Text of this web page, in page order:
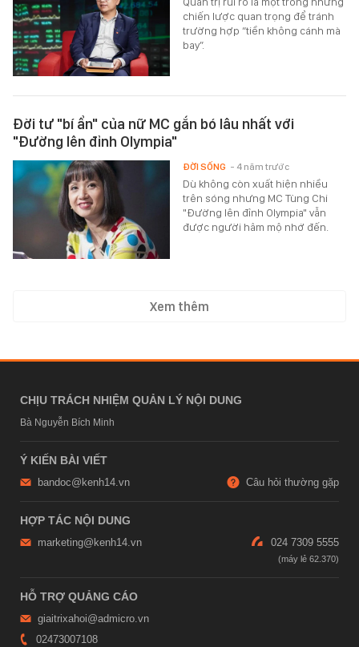
chiến lược quan trọng để tránh
trường hợp “tiền không cánh mà
bay”.
Đời tư "bí ẩn" của nữ MC gắn bó lâu nhất với
"Đường lên đỉnh Olympia"
Dù không còn xuất hiện nhiều
trên sóng nhưng MC Tùng Chi
"Đường lên đỉnh Olympia" vẫn
được người hâm mộ nhớ đến.
ĐỜI SỐNG - 4 năm trước
Xem thêm
CHỊU TRÁCH NHIỆM QUẢN LÝ NỘI DUNG
Bà Nguyễn Bích Minh
Ý KIẾN BÀI VIẾT
bandoc@kenh14.vn Câu hỏi thường gặp
HỢP TÁC NỘI DUNG
marketing@kenh14.vn 024 7309 5555
HỖ TRỢ QUẢNG CÁO
giaitrixahoi@admicro.vn
02473007108